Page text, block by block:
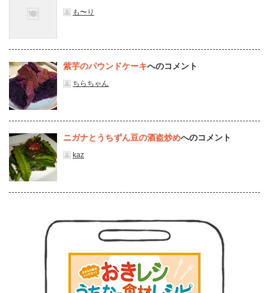
も〜り
紫芋のパウンドケーキへのコメント
ちらちゃん
ニガナとうちずん豆の酒盗炒めへのコメント
kaz